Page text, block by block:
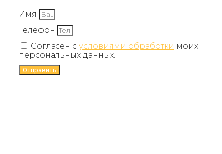
Имя
Телефон
Согласен с условиями обработки моих
персональных данных.
Отправить